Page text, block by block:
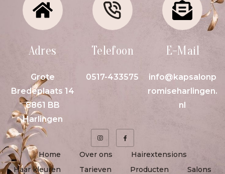
Adres
Grote
Bredeplaats 14
8861 BB
Harlingen
Telefoon
0517-433575
E-Mail
info@kapsalonp
romiseharlingen.
nl
Home Over ons
Hairextensions
Haar kleuren
Tarieven Producten Salons